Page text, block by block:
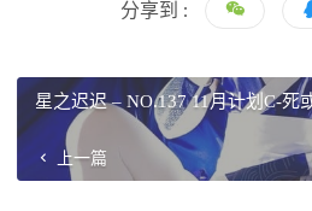
分享到 :
星之迟迟 – NO.137 11月计划C-死
上一篇